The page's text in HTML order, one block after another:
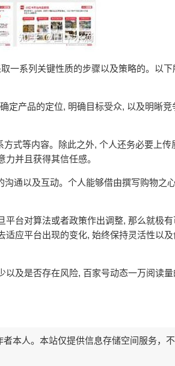
一系列关键性质的步骤以及策略的。以下
定产品的定位, 明确目标受众, 以及明晰竞
式等内容。除此之外, 个人还务必要上传
并且获得其信任感。
通以及互动。个人能够借由撰写购物之
平台对算法或者政策作出调整, 那么就极有
应平台出现的变化, 始终保持灵活性以及
及是否存在风险, 百家号动态一万阅读量
本人。本站仅提供信息存储空间服务，不